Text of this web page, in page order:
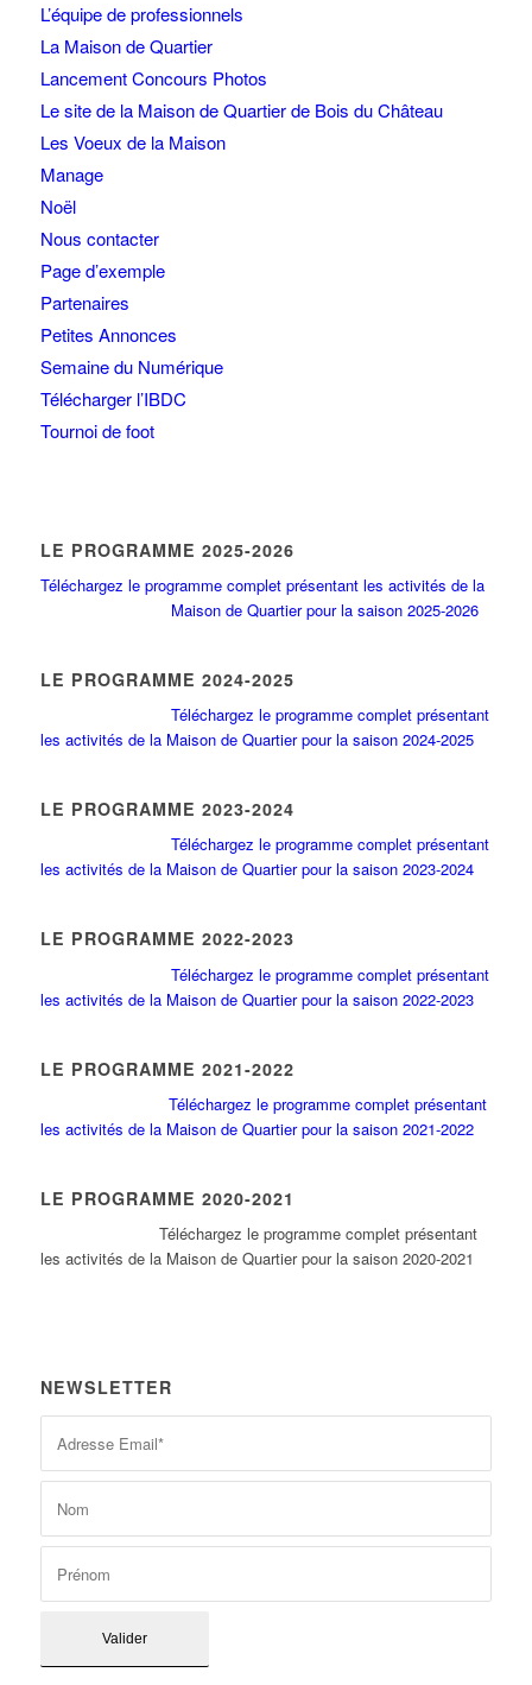
L’équipe de professionnels
La Maison de Quartier
Lancement Concours Photos
Le site de la Maison de Quartier de Bois du Château
Les Voeux de la Maison
Manage
Noël
Nous contacter
Page d’exemple
Partenaires
Petites Annonces
Semaine du Numérique
Télécharger l’IBDC
Tournoi de foot
LE PROGRAMME 2025-2026
Téléchargez le programme complet présentant les activités de la
Maison de Quartier pour la saison 2025-2026
LE PROGRAMME 2024-2025
Téléchargez le programme complet présentant
les activités de la Maison de Quartier pour la saison 2024-2025
LE PROGRAMME 2023-2024
Téléchargez le programme complet présentant
les activités de la Maison de Quartier pour la saison 2023-2024
LE PROGRAMME 2022-2023
Téléchargez le programme complet présentant
les activités de la Maison de Quartier pour la saison 2022-2023
LE PROGRAMME 2021-2022
Téléchargez le programme complet présentant
les activités de la Maison de Quartier pour la saison 2021-2022
LE PROGRAMME 2020-2021
Téléchargez le programme complet présentant
les activités de la Maison de Quartier pour la saison 2020-2021
NEWSLETTER